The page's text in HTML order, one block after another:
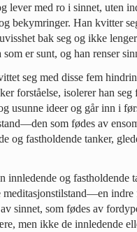
lever med ro i sinnet, uten
bekymringer. Han kvitter
bak seg og ikke
er sunt, og han renser
seg med disse fem
forståelse, isolerer han seg
usunne ideer og går inn i
som fødes av
og fastholdende tanker,
innledende og fastholdende
meditasjonstilstand—en indre
sinnet, som fødes av
men ikke de innledende